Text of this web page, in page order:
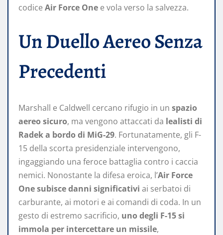
codice Air Force One e vola verso la salvezza.
Un Duello Aereo Senza
Precedenti
Marshall e Caldwell cercano rifugio in un spazio
aereo sicuro, ma vengono attaccati da lealisti di
Radek a bordo di MiG-29. Fortunatamente, gli F-
15 della scorta presidenziale intervengono,
ingaggiando una feroce battaglia contro i caccia
nemici. Nonostante la difesa eroica, l’Air Force
One subisce danni significativi ai serbatoi di
carburante, ai motori e ai comandi di coda. In un
gesto di estremo sacrificio, uno degli F-15 si
immola per intercettare un missile,